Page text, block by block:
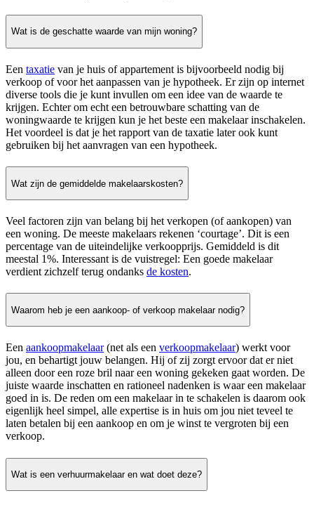
Wat is de geschatte waarde van mijn woning?
Een taxatie van je huis of appartement is bijvoorbeeld nodig bij
verkoop of voor het aanpassen van je hypotheek. Er zijn op internet
diverse tools die je kunt invullen om een idee van de waarde te
krijgen. Echter om echt een betrouwbare schatting van de
woningwaarde te krijgen kun je het beste een makelaar inschakelen.
Het voordeel is dat je het rapport van de taxatie later ook kunt
gebruiken bij het aanvragen van een hypotheek.
Wat zijn de gemiddelde makelaarskosten?
Veel factoren zijn van belang bij het verkopen (of aankopen) van
een woning. De meeste makelaars rekenen ‘courtage’. Dit is een
percentage van de uiteindelijke verkoopprijs. Gemiddeld is dit
meestal 1%. Interessant is de vuistregel: Een goede makelaar
verdient zichzelf terug ondanks de kosten.
Waarom heb je een aankoop- of verkoop makelaar nodig?
Een aankoopmakelaar(net als een verkoopmakelaar) werkt voor
jou, en behartigt jouw belangen. Hij of zij zorgt ervoor dat er niet
alleen door een roze bril naar een woning gekeken gaat worden. De
juiste waarde inschatten en rationeel nadenken is waar een makelaar
goed in is. De reden om een makelaar in te schakelen is daarom ook
eigenlijk heel simpel, alle expertise is in huis om jou niet teveel te
laten betalen bij een aankoop en om je winst te vergroten bij een
verkoop.
Wat is een verhuurmakelaar en wat doet deze?